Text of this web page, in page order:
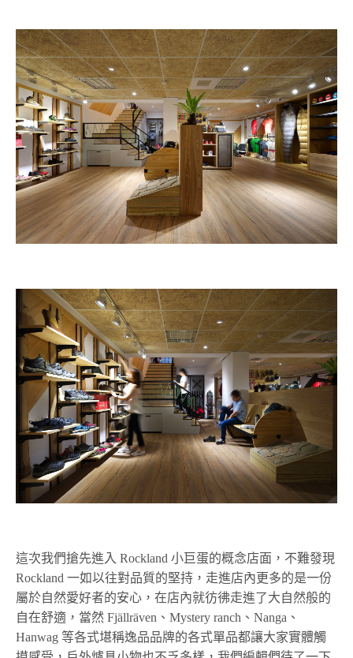
這次我們搶先進入 Rockland 小巨蛋的概念店面，不難發現
Rockland 一如以往對品質的堅持，走進店內更多的是一份
屬於自然愛好者的安心，在店內就彷彿走進了大自然般的
自在舒適，當然 Fjällräven、Mystery ranch、Nanga、
Hanwag 等各式堪稱逸品品牌的各式單品都讓大家實體觸